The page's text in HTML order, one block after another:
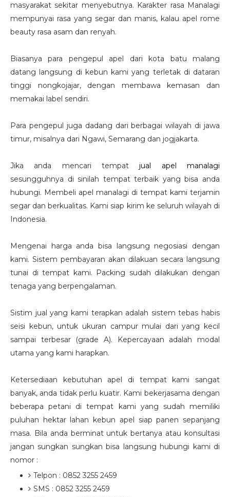
masyarakat sekitar menyebutnya. Karakter rasa Manalagi
mempunyai rasa yang segar dan manis, kalau apel rome
beauty rasa asam dan renyah.
Biasanya para pengepul apel dari kota batu malang
datang langsung di kebun kami yang terletak di dataran
tinggi nongkojajar, dengan membawa kemasan dan
memakai label sendiri.
Para pengepul juga dadang dari berbagai wilayah di jawa
timur, misalnya dari Ngawi, Semarang dan jogjakarta.
Jika anda mencari tempatjual apel manalagi
sesungguhnya di sinilah tempat terbaik yang bisa anda
hubungi. Membeli apel manalagi di tempat kami terjamin
segar dan berkualitas. Kami siap kirim ke seluruh wilayah di
Indonesia.
Mengenai harga anda bisa langsung negosiasi dengan
kami. Sistem pembayaran akan dilakuan secara langsung
tunai di tempat kami. Packing sudah dilakukan dengan
tenaga yang berpengalaman.
Sistim jual yang kami terapkan adalah sistem tebas habis
seisi kebun, untuk ukuran campur mulai dari yang kecil
sampai terbesar (grade A). Kepercayaan adalah modal
utama yang kami harapkan.
Ketersediaan kebutuhan apel di tempat kami sangat
banyak, anda tidak perlu kuatir. Kami bekerjasama dengan
beberapa petani di tempat kami yang sudah memiliki
puluhan hektar lahan kebun apel siap panen sepanjang
masa. Bila anda berminat untuk bertanya atau konsultasi
jangan sungkan sungkan bisa langsung hubungi kami di
nomor :
Telpon : 0852 3255 2459
SMS : 0852 3255 2459